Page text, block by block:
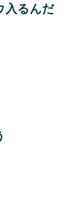
入るんだ